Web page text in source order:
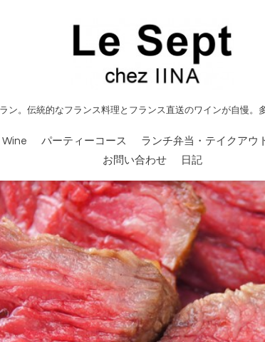
ン。伝統的なフランス料理とフランス直送のワインが自慢。
Wine パーティーコース ランチ弁当・テイクアウ
お問い合わせ
日記